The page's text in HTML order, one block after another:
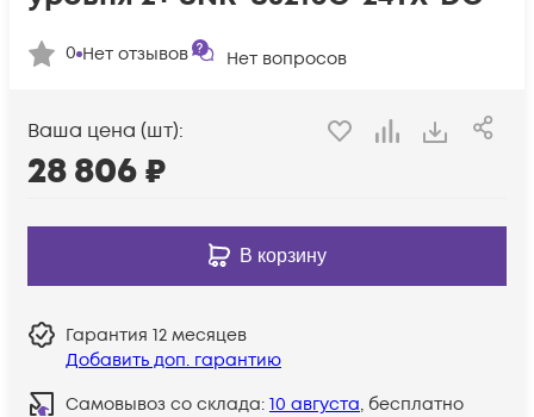
0 Нет отзывов Нет вопросов
Ваша цена (шт):
28 806₽
В корзину
Гарантия 12 месяцев
Добавить доп. гарантию
Самовывоз со склада: 10 августа, бесплатно